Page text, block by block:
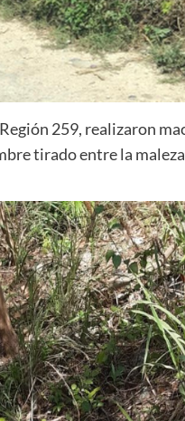
259, realizaron
tirado entre la